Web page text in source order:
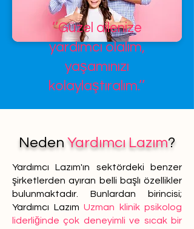
’’Güzel ailenize
yardımcı olalım,
yaşamınızı
kolaylaştıralım.’’
Neden Yardımcı Lazım?
Yardımcı Lazım'ın sektördeki benzer
şirketlerden ayıran belli başlı özellikler
bulunmaktadır. Bunlardan birincisi;
Yardımcı Lazım Uzman klinik psikolog
liderliğinde çok deneyimli ve sıcak bir